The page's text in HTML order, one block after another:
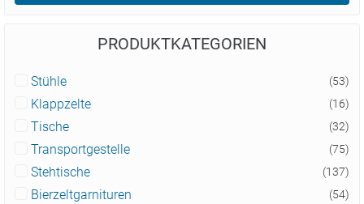
PRODUKTKATEGORIEN
Stühle (53)
Klappzelte (16)
Tische (32)
Transportgestelle (75)
Stehtische (137)
Bierzeltgarnituren (54)